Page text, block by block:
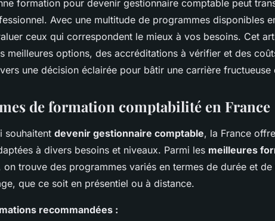
formation pour devenir gestionnaire comptable peut
Avec une multitude de programmes disponibles
ceux qui correspondent le mieux à vos besoins. Cet
meilleures options, des accréditations à vérifier et des
une décision éclairée pour bâtir une carrière fructueuse
de formation comptabilité en France
souhaitent devenir gestionnaire comptable, la France
à divers besoins et niveaux. Parmi les meilleures
on trouve des programmes variés en termes de durée et de
que ce soit en présentiel ou à distance.
recommandées :